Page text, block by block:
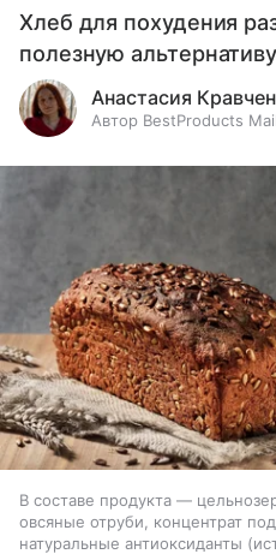
Хлеб для похудения
полезную
Анастасия
Автор BestProducts Mail
В составе продукта —
овсяные отруби, концентрат
натуральные антиоксиданты